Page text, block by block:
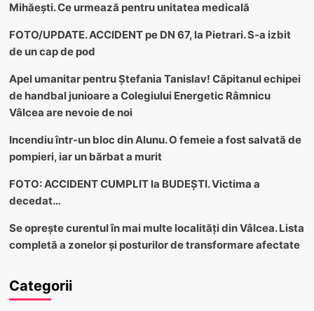
Mihăești. Ce urmează pentru unitatea medicală
FOTO/UPDATE. ACCIDENT pe DN 67, la Pietrari. S-a izbit
de un cap de pod
Apel umanitar pentru Ștefania Tanislav! Căpitanul echipei
de handbal junioare a Colegiului Energetic Râmnicu
Vâlcea are nevoie de noi
Incendiu într-un bloc din Alunu. O femeie a fost salvată de
pompieri, iar un bărbat a murit
FOTO: ACCIDENT CUMPLIT la BUDEȘTI. Victima a
decedat…
Se oprește curentul în mai multe localități din Vâlcea. Lista
completă a zonelor și posturilor de transformare afectate
Categorii